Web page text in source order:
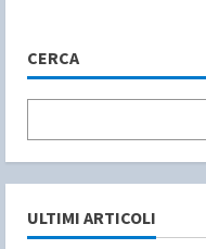
CERCA
ULTIMI ARTICOLI